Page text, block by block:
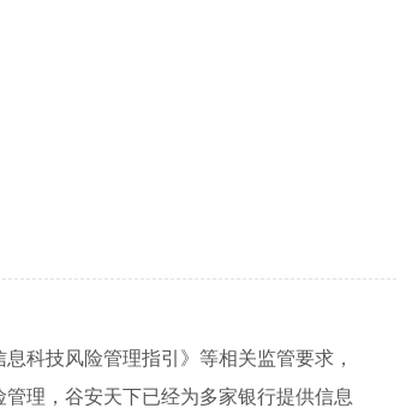
科技风险管理指引》等相关监管要求，
理，谷安天下已经为多家银行提供信息